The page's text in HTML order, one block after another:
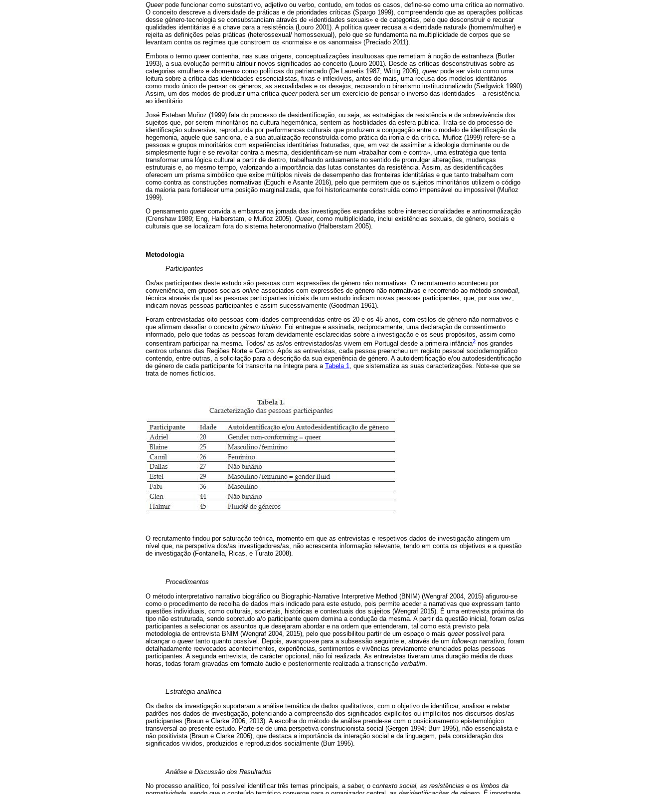
Queerpode funcionar como substantivo, adjetivo ou verbo, contudo, em todos os casos, define-se como uma crítica ao normativo.
O conceito descreve a diversidade de práticas e de prioridades críticas (Spargo 1999), compreendendo que as operações políticas
desse género-tecnologia se consubstanciam através de «identidades sexuais» e de categorias, pelo que desconstruir e recusar
qualidades identitárias é a chave para a resistência (Louro 2001). A política queerrecusa a «identidade natural» (homem/mulher) e
rejeita as definições pelas práticas (heterossexual/ homossexual), pelo que se fundamenta na multiplicidade de corpos que se
levantam contra os regimes que constroem os «normais» e os «anormais» (Preciado 2011).
Embora o termo queercontenha, nas suas origens, conceptualizações insultuosas que remetiam à noção de estranheza (Butler
1993), a sua evolução permitiu atribuir novos significados ao conceito (Louro 2001). Desde as críticas desconstrutivas sobre as
categorias «mulher» e «homem» como políticas do patriarcado (De Lauretis 1987; Wittig 2006), queerpode ser visto como uma
leitura sobre a crítica das identidades essencialistas, fixas e inflexíveis, antes de mais, uma recusa dos modelos identitários
como modo único de pensar os géneros, as sexualidades e os desejos, recusando o binarismo institucionalizado (Sedgwick 1990).
Assim, um dos modos de produzir uma crítica queerpoderá ser um exercício de pensar o inverso das identidades – a resistência
ao identitário.
José Esteban Muñoz (1999) fala do processo de desidentificação, ou seja, as estratégias de resistência e de sobrevivência dos
sujeitos que, por serem minoritários na cultura hegemónica, sentem as hostilidades da esfera pública. Trata-se do processo de
identificação subversiva, reproduzida por performances culturais que produzem a conjugação entre o modelo de identificação da
hegemonia, aquele que sanciona, e a sua atualização reconstruída como prática da ironia e da crítica. Muñoz (1999) refere-se a
pessoas e grupos minoritários com experiências identitárias fraturadas, que, em vez de assimilar a ideologia dominante ou de
simplesmente fugir e se revoltar contra a mesma, desidentificam-se num «trabalhar com e contra», uma estratégia que tenta
transformar uma lógica cultural a partir de dentro, trabalhando arduamente no sentido de promulgar alterações, mudanças
estruturais e, ao mesmo tempo, valorizando a importância das lutas constantes da resistência. Assim, as desidentificações
oferecem um prisma simbólico que exibe múltiplos níveis de desempenho das fronteiras identitárias e que tanto trabalham com
como contra as construções normativas (Eguchi e Asante 2016), pelo que permitem que os sujeitos minoritários utilizem o código
da maioria para fortalecer uma posição marginalizada, que foi historicamente construída como impensável ou impossível (Muñoz
1999).
O pensamento queerconvida a embarcar na jornada das investigações expandidas sobre interseccionalidades e antinormalização
(Crenshaw 1989; Eng, Halberstam, e Muñoz 2005). Queer, como multiplicidade, inclui existências sexuais, de género, sociais e
culturais que se localizam fora do sistema heteronormativo (Halberstam 2005).
Metodologia
Participantes
Os/as participantes deste estudo são pessoas com expressões de género não normativas. O recrutamento aconteceu por
conveniência, em grupos sociais online associados com expressões de género não normativas e recorrendo ao método snowball
técnica através da qual as pessoas participantes iniciais de um estudo indicam novas pessoas participantes, que, por sua vez,
indicam novas pessoas participantes e assim sucessivamente (Goodman 1961).
Foram entrevistadas oito pessoas com idades compreendidas entre os 20 e os 45 anos, com estilos de género não normativos e
que afirmam desafiar o conceito género binário . Foi entregue e assinada, reciprocamente, uma declaração de consentimento
informado, pelo que todas as pessoas foram devidamente esclarecidas sobre a investigação e os seus propósitos, assim como
consentiram participar na mesma. Todos/ as as/os entrevistados/as vivem em Portugal desde a primeira infância2 nos grandes
centros urbanos das Regiões Norte e Centro. Após as entrevistas, cada pessoa preencheu um registo pessoal sociodemográfico
contendo, entre outras, a solicitação para a descrição da sua experiência de género. A autoidentificação e/ou autodesidentificação
de género de cada participante foi transcrita na íntegra para a Tabela 1, que sistematiza as suas caracterizações. Note-se que se
trata de nomes fictícios.
O recrutamento findou por saturação teórica, momento em que as entrevistas e respetivos dados de investigação atingem um
nível que, na perspetiva dos/as investigadores/as, não acrescenta informação relevante, tendo em conta os objetivos e a questão
de investigação (Fontanella, Ricas, e Turato 2008).
Procedimentos
O método interpretativo narrativo biográfico ou Biographic-Narrative Interpretive Method (BNIM) (Wengraf 2004, 2015) afigurou-se
como o procedimento de recolha de dados mais indicado para este estudo, pois permite aceder a narrativas que expressam tanto
questões individuais, como culturais, societais, históricas e contextuais dos sujeitos (Wengraf 2015). É uma entrevista próxima do
tipo não estruturada, sendo sobretudo a/o participante quem domina a condução da mesma. A partir da questão inicial, foram os/as
participantes a selecionar os assuntos que desejaram abordar e na ordem que entenderam, tal como está previsto pela
metodologia de entrevista BNIM (Wengraf 2004, 2015), pelo que possibilitou partir de um espaço o mais queerpossível para
alcançar o queertanto quanto possível. Depois, avançou-se para a subsessão seguinte e, através de um follow-up narrativo, foram
detalhadamente reevocados acontecimentos, experiências, sentimentos e vivências previamente enunciados pelas pessoas
participantes. A segunda entrevista, de carácter opcional, não foi realizada. As entrevistas tiveram uma duração média de duas
horas, todas foram gravadas em formato áudio e posteriormente realizada a transcrição verbatim
Estratégia analítica
Os dados da investigação suportaram a análise temática de dados qualitativos, com o objetivo de identificar, analisar e relatar
padrões nos dados de investigação, potenciando a compreensão dos significados explícitos ou implícitos nos discursos dos/as
participantes (Braun e Clarke 2006, 2013). A escolha do método de análise prende-se com o posicionamento epistemológico
transversal ao presente estudo. Parte-se de uma perspetiva construcionista social (Gergen 1994; Burr 1995), não essencialista e
não positivista (Braun e Clarke 2006), que destaca a importância da interação social e da linguagem, pela consideração dos
significados vividos, produzidos e reproduzidos socialmente (Burr 1995).
Análise e Discussão dos Resultados
No processo analítico, foi possível identificar três temas principais, a saber, o contexto social, as resistências e os limbos da